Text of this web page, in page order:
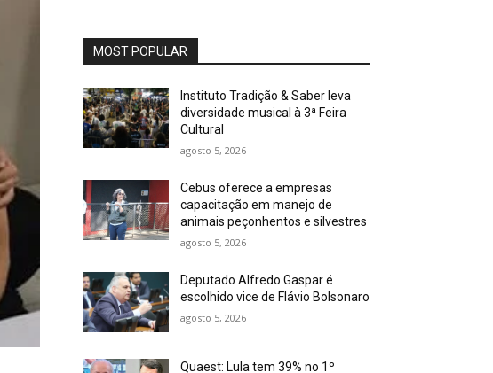
MOST POPULAR
Instituto Tradição & Saber leva
diversidade musical à 3ª Feira
Cultural
agosto 5, 2026
Cebus oferece a empresas
capacitação em manejo de
animais peçonhentos e silvestres
agosto 5, 2026
Deputado Alfredo Gaspar é
escolhido vice de Flávio Bolsonaro
agosto 5, 2026
Quaest: Lula tem 39% no 1º